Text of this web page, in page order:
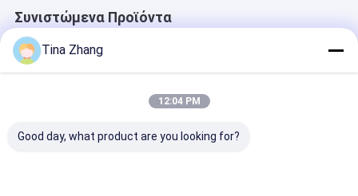
Συνιστώμενα Προϊόντα
Tina Zhang
12:04 PM
Good day, what product are you looking for?